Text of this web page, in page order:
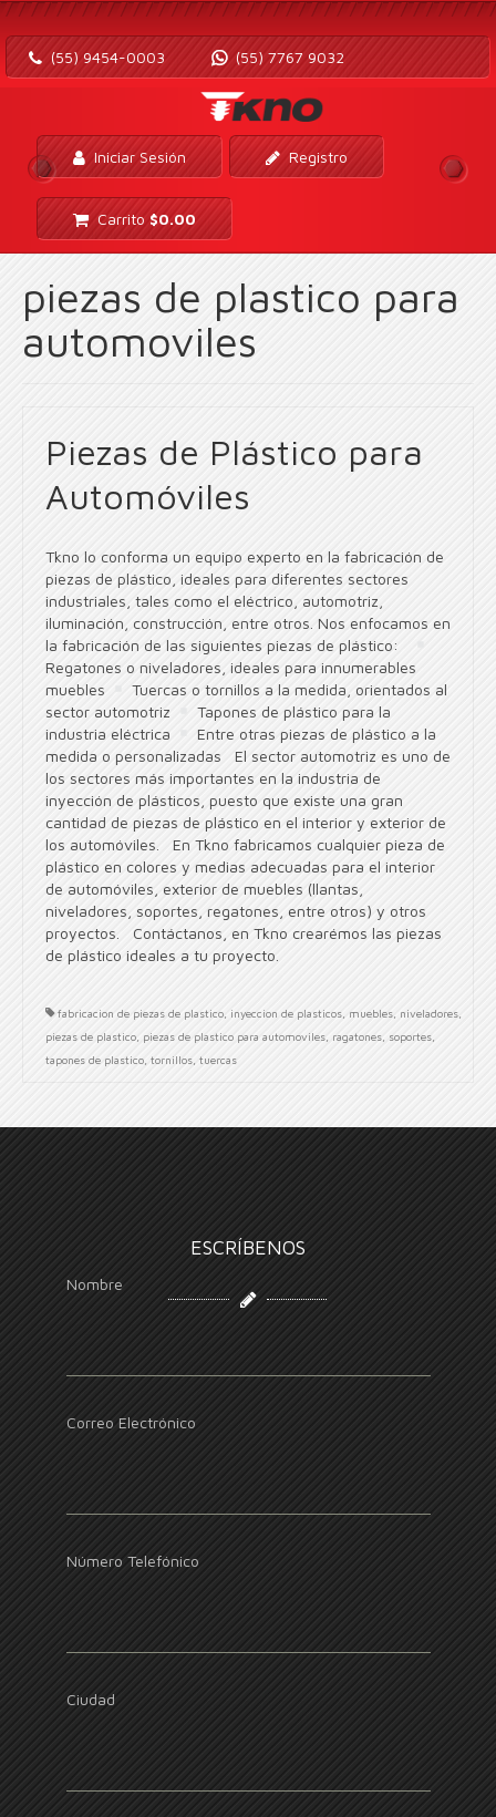
(55) 9454-0003 (55) 7767 9032
Iniciar Sesión Registro
Carrito $0.00
piezas de plastico para
automoviles
Piezas de Plástico para
Automóviles
Tkno lo conforma un equipo experto en la fabricación de
piezas de plástico, ideales para diferentes sectores
industriales, tales como el eléctrico, automotriz,
iluminación, construcción, entre otros. Nos enfocamos en
la fabricación de las siguientes piezas de plástico:
Regatones o niveladores, ideales para innumerables
muebles
Tuercas o tornillos a la medida, orientados al
sector automotriz
Tapones de plástico para la
industria eléctrica
Entre otras piezas de plástico a la
medida o personalizadas El sector automotriz es uno de
los sectores más importantes en la industria de
inyección de plásticos, puesto que existe una gran
cantidad de piezas de plástico en el interior y exterior de
los automóviles. En Tkno fabricamos cualquier pieza de
plástico en colores y medias adecuadas para el interior
de automóviles, exterior de muebles (llantas,
niveladores, soportes, regatones, entre otros) y otros
proyectos. Contáctanos, en Tkno crearémos las piezas
de plástico ideales a tu proyecto.
fabricacion de piezas de plastico inyeccion de plasticos muebles niveladores
piezas de plastico piezas de plastico para automoviles ragatones soportes
tapones de plastico tornillos tuercas
ESCRÍBENOS
Nombre
Correo Electrónico
Número Telefónico
Ciudad